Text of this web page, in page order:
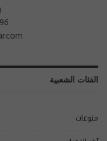
الفئات الشعبية
منوعات